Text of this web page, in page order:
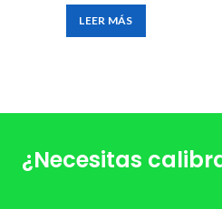
LEER MÁS
¿Necesitas